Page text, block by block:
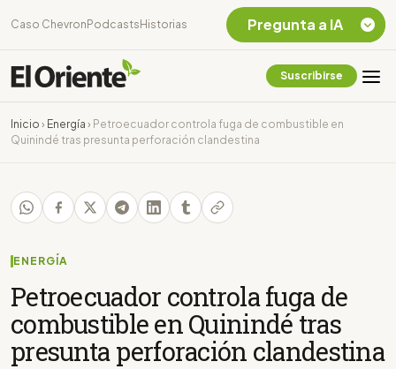
Caso Chevron Podcasts Historias
Suscribirse
Inicio › Energía › Petroecuador controla fuga de combustible en
Quinindé tras presunta perforación clandestina
ENERGÍA
Petroecuador controla fuga de
combustible en Quinindé tras
presunta perforación clandestina
Pregunta a IA
Chevron Ecuador